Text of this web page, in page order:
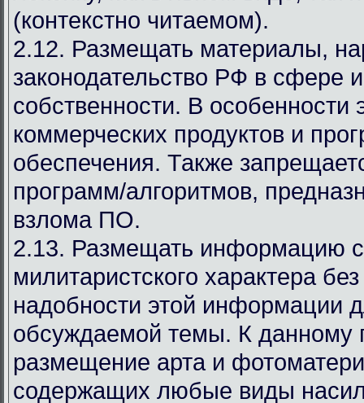
(контекстно читаемом).
2.12. Размещать материалы,
законодательство РФ в сфере
собственности. В особенности
коммерческих продуктов и
обеспечения. Также
программ/алгоритмов,
взлома ПО.
2.13. Размещать информацию
милитаристского характера
надобности этой информации
обсуждаемой темы. К данному
размещение арта и
содержащих любые виды